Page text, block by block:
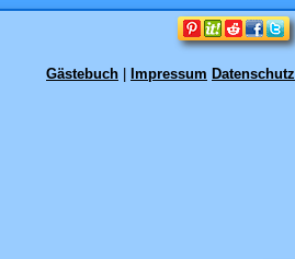
Gästebuch Impressum Datenschutz